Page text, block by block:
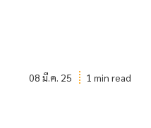
08 มี.ค. 25 1 min read